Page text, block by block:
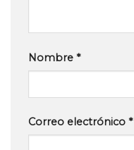
Nombre *
Correo electrónico *